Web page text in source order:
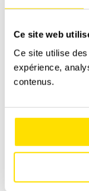
Ce site web
Ce site utilise
expérience,
contenus.